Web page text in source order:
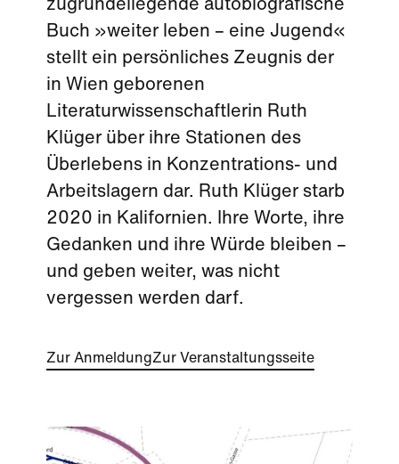
zugrundeliegende autobiografische
Buch »weiter leben – eine Jugend«
stellt ein persönliches Zeugnis der
in Wien geborenen
Literaturwissenschaftlerin Ruth
Klüger über ihre Stationen des
Überlebens in Konzentrations- und
Arbeitslagern dar. Ruth Klüger starb
2020 in Kalifornien. Ihre Worte, ihre
Gedanken und ihre Würde bleiben –
und geben weiter, was nicht
vergessen werden darf.
Zur AnmeldungZur Veranstaltungsseite